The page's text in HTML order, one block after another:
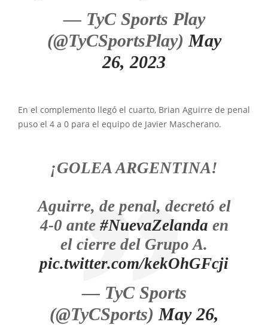
— TyC Sports Play
(@TyCSportsPlay) May
26, 2023
En el complemento llegó el cuarto, Brian Aguirre de penal
puso el 4 a 0 para el equipo de Javier Mascherano.
¡GOLEA ARGENTINA!
Aguirre, de penal, decretó el
4-0 ante #NuevaZelanda en
el cierre del Grupo A.
pic.twitter.com/kekOhGFcji
— TyC Sports
(@TyCSports) May 26,